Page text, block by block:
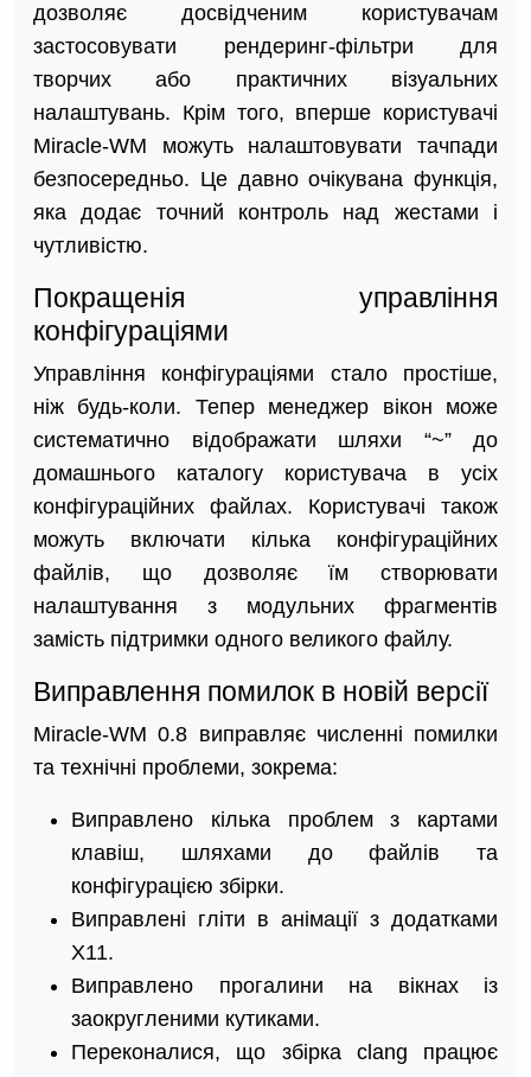
дозволяє досвідченим користувачам
застосовувати рендеринг-фільтри для
творчих або практичних візуальних
налаштувань. Крім того, вперше користувачі
Miracle-WM можуть налаштовувати тачпади
безпосередньо. Це давно очікувана функція,
яка додає точний контроль над жестами і
чутливістю.
Покращенія управління
конфігураціями
Управління конфігураціями стало простіше,
ніж будь-коли. Тепер менеджер вікон може
систематично відображати шляхи “~” до
домашнього каталогу користувача в усіх
конфігураційних файлах. Користувачі також
можуть включати кілька конфігураційних
файлів, що дозволяє їм створювати
налаштування з модульних фрагментів
замість підтримки одного великого файлу.
Виправлення помилок в новій версії
Miracle-WM 0.8 виправляє численні помилки
та технічні проблеми, зокрема:
Виправлено кілька проблем з картами
клавіш, шляхами до файлів та
конфігурацією збірки.
Виправлені гліти в анімації з додатками
X11.
Виправлено прогалини на вікнах із
заокругленими кутиками.
Переконалися, що збірка clang працює